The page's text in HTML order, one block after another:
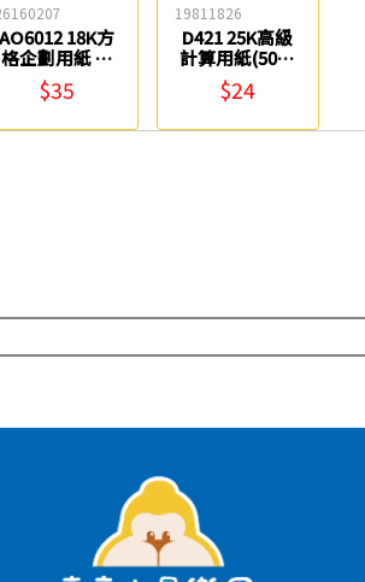
AO6012 18K方
格企劃用紙 博
崴
$35
19811826
D421 25K高級
計算用紙(50P)
美加美
$24